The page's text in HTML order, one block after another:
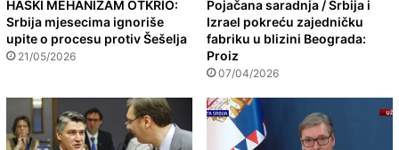
HAŠKI MEHANIZAM OTKRIO:
Srbija mjesecima ignoriše
upite o procesu protiv Šešelja
21/05/2026
Pojačana saradnja / Srbija i
Izrael pokreću zajedničku
fabriku u blizini Beograda:
Proiz
07/04/2026